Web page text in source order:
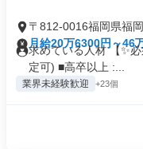
〒812-0016福岡県福
月給20万6300円～46
求めている人材 【✨
定可) ■高卒以上 :...
業界未経験歓迎 +23個